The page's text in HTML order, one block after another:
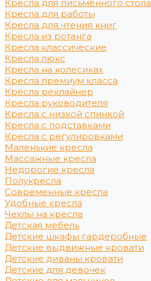
Кресла для письменного стола
Кресла для работы
Кресла для чтения книг
Кресла из ротанга
Кресла классические
Кресла люкс
Кресла на колесиках
Кресла премиум класса
Кресла реклайнер
Кресла руководителя
Кресла с низкой спинкой
Кресла с подставками
Кресла с регулировками
Маленькие кресла
Массажные кресла
Недорогие кресла
Полукресла
Современные кресла
Удобные кресла
Чехлы на кресла
Детская мебель
Детские шкафы гардеробные
Детские выдвижные кровати
Детские диваны кровати
Детские для девочек